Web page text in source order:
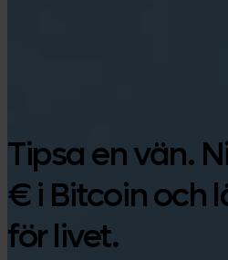
Tipsa en vän.
€ i Bitcoin och
för livet.